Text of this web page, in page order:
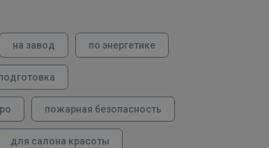
на завод по энергетике
пожарная безопасность
для салона красоты